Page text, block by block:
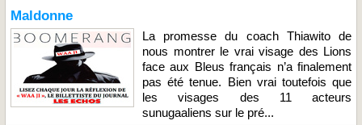
Maldonne
La promesse du coach Thiawito de
nous montrer le vrai visage des Lions
face aux Bleus français n’a finalement
pas été tenue. Bien vrai toutefois que
les visages des 11 acteurs
sunugaaliens sur le pré...